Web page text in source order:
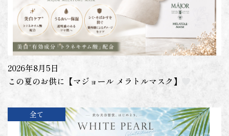
2026年8月5日
この夏のお供に【マジョール メラトルマスク】
全て